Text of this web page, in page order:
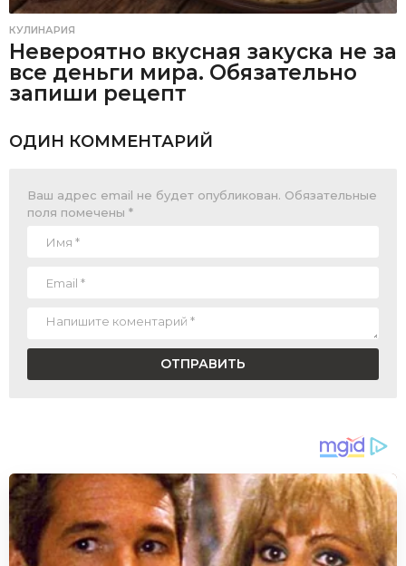
КУЛИНАРИЯ
Невероятно вкусная закуска не за
все деньги мира. Обязательно
запиши рецепт
ОДИН КОММЕНТАРИЙ
Ваш адрес email не будет опубликован. Обязательные
поля помечены *